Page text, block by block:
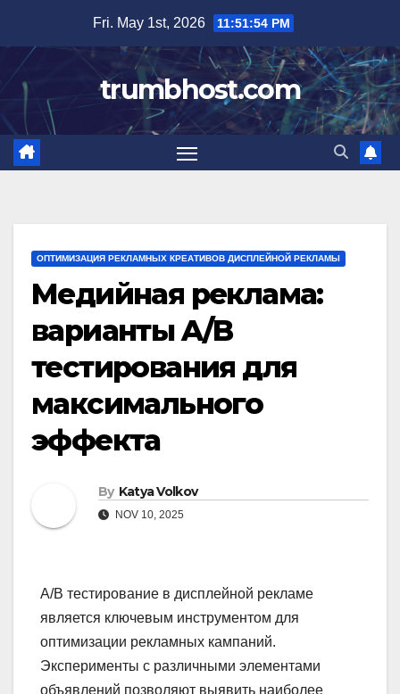
content
Fri. May 1st, 2026 11:51:56 PM
trumbhost.com
ОПТИМИЗАЦИЯ РЕКЛАМНЫХ КРЕАТИВОВ ДИСПЛЕЙНОЙ РЕКЛАМЫ
Медийная реклама:
варианты A/B
тестирования для
максимального
эффекта
By Katya Volkov
NOV 10, 2025
A/B тестирование в дисплейной рекламе
является ключевым инструментом для
оптимизации рекламных кампаний.
Эксперименты с различными элементами
объявлений позволяют выявить наиболее